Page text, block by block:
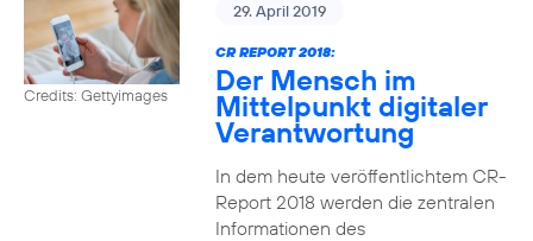
Credits: Gettyimages
29. April 2019
CR REPORT 2018:
Der Mensch im
Mittelpunkt digitaler
Verantwortung
In dem heute veröffentlichtem CR-
Report 2018 werden die zentralen
Informationen des